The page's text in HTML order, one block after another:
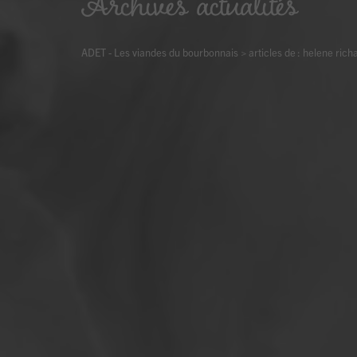
ADET - Les viandes du bourbonnais > articles de : helene